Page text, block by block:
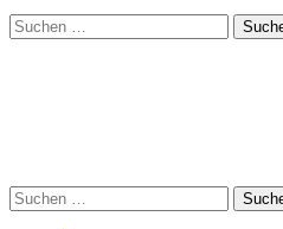
Suchen
nach:
Suchen
nach: